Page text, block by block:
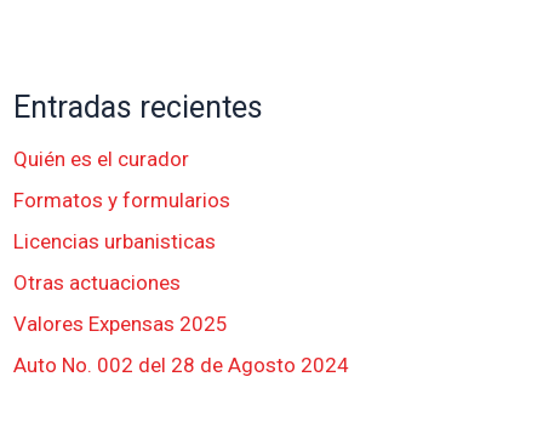
Entradas recientes
Quién es el curador
Formatos y formularios
Licencias urbanisticas
Otras actuaciones
Valores Expensas 2025
Auto No. 002 del 28 de Agosto 2024